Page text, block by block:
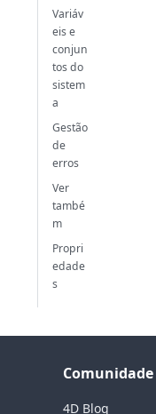
Variáv
eis e
conjun
tos do
sistem
a
Gestão
de
erros
Ver
també
m
Propri
edade
s
Comunidade
4D Blog